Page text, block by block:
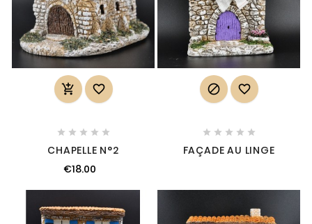
 
    
CHAPELLE N°2
€18.00
 
    
FAÇADE AU LINGE